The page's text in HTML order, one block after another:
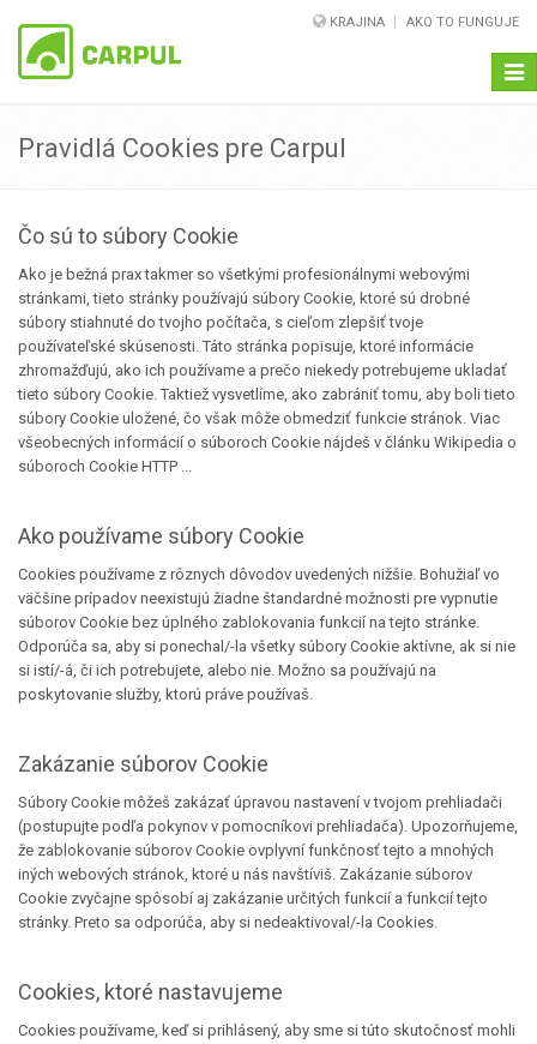
KRAJINA AKO TO FUNGUJE
Pravidlá Cookies pre Carpul
Čo sú to súbory Cookie
Ako je bežná prax takmer so všetkými profesionálnymi webovými
stránkami, tieto stránky používajú súbory Cookie, ktoré sú drobné
súbory stiahnuté do tvojho počítača, s cieľom zlepšiť tvoje
používateľské skúsenosti. Táto stránka popisuje, ktoré informácie
zhromažďujú, ako ich používame a prečo niekedy potrebujeme ukladať
tieto súbory Cookie. Taktiež vysvetlíme, ako zabrániť tomu, aby boli tieto
súbory Cookie uložené, čo však môže obmedziť funkcie stránok. Viac
všeobecných informácií o súboroch Cookie nájdeš v článku Wikipedia o
súboroch Cookie HTTP ...
Ako používame súbory Cookie
Cookies používame z rôznych dôvodov uvedených nižšie. Bohužiaľ vo
väčšine prípadov neexistujú žiadne štandardné možnosti pre vypnutie
súborov Cookie bez úplného zablokovania funkcií na tejto stránke.
Odporúča sa, aby si ponechal/-la všetky súbory Cookie aktívne, ak si nie
si istí/-á, či ich potrebujete, alebo nie. Možno sa používajú na
poskytovanie služby, ktorú práve používaš.
Zakázanie súborov Cookie
Súbory Cookie môžeš zakázať úpravou nastavení v tvojom prehliadači
(postupujte podľa pokynov v pomocníkovi prehliadača). Upozorňujeme,
že zablokovanie súborov Cookie ovplyvní funkčnosť tejto a mnohých
iných webových stránok, ktoré u nás navštíviš. Zakázanie súborov
Cookie zvyčajne spôsobí aj zakázanie určitých funkcií a funkcií tejto
stránky. Preto sa odporúča, aby si nedeaktivoval/-la Cookies.
Cookies, ktoré nastavujeme
Cookies používame, keď si prihlásený, aby sme si túto skutočnosť mohli